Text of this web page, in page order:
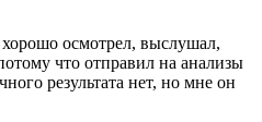
осмотрел, выслушал,
что отправил на анализы
результата нет, но мне он